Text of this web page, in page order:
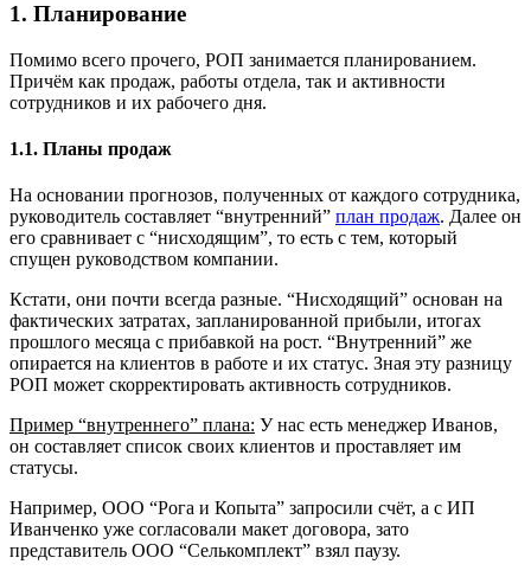
1. Планирование
Помимо всего прочего, РОП занимается планированием.
Причём как продаж, работы отдела, так и активности
сотрудников и их рабочего дня.
1.1. Планы продаж
На основании прогнозов, полученных от каждого сотрудника,
руководитель составляет “внутренний” план продаж. Далее он
его сравнивает с “нисходящим”, то есть с тем, который
спущен руководством компании.
Кстати, они почти всегда разные. “Нисходящий” основан на
фактических затратах, запланированной прибыли, итогах
прошлого месяца с прибавкой на рост. “Внутренний” же
опирается на клиентов в работе и их статус. Зная эту разницу
РОП может скорректировать активность сотрудников.
Пример “внутреннего” плана: У нас есть менеджер Иванов,
он составляет список своих клиентов и проставляет им
статусы.
Например, ООО “Рога и Копыта” запросили счёт, а с ИП
Иванченко уже согласовали макет договора, зато
представитель ООО “Селькомплект” взял паузу.